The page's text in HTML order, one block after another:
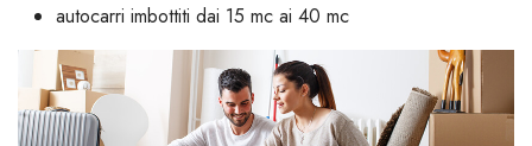
autocarri imbottiti dai 15 mc ai 40 mc